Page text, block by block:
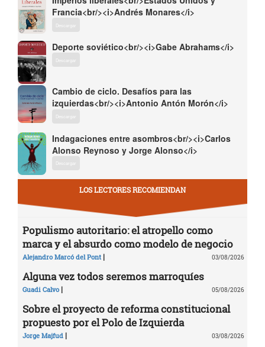
Francia<br/><i>Andrés Monares</i>
Descargar
Deporte soviético<br/><i>Gabe Abrahams</i>
Descargar
Cambio de ciclo. Desafíos para las
izquierdas<br/><i>Antonio Antón Morón</i>
Descargar
Indagaciones entre asombros<br/><i>Carlos
Alonso Reynoso y Jorge Alonso</i>
Descargar
LOS LECTORES RECOMIENDAN
Populismo autoritario: el atropello como
marca y el absurdo como modelo de negocio
Alejandro Marcó del Pont | 03/08/2026
Alguna vez todos seremos marroquíes
Guadi Calvo | 05/08/2026
Sobre el proyecto de reforma constitucional
propuesto por el Polo de Izquierda
Jorge Majfud | 03/08/2026